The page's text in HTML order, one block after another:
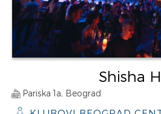
Shisha
Pariska 1a, Beograd